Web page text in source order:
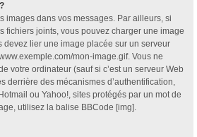
images dans vos messages. Par ailleurs, si
fichiers joints, vous pouvez charger une image
devez lier une image placée sur un serveur
mon-image.gif. Vous ne
votre ordinateur (sauf si c’est un serveur Web
derrière des mécanismes d’authentification,
ou Yahoo!, sites protégés par un mot de
utilisez la balise BBCode [img].